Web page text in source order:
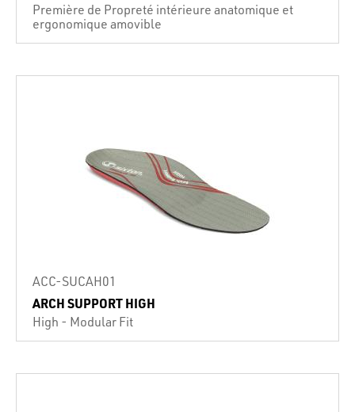
Première de Propreté intérieure anatomique et
ergonomique amovible
ACC-SUCAH01
ARCH SUPPORT HIGH
High - Modular Fit